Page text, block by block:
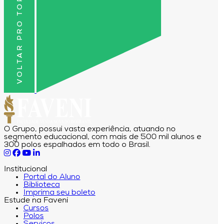
VOLTAR PRO TOPO
O Grupo, possui vasta experiência, atuando no
segmento educacional, com mais de 500 mil alunos e
300 polos espalhados em todo o Brasil.
Institucional
Portal do Aluno
Biblioteca
Imprima seu boleto
Estude na Faveni
Cursos
Polos